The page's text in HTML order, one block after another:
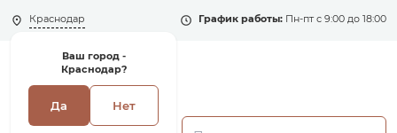
Краснодар
Ваш город -
Краснодар?
Да Нет
График работы: Пн-пт с 9:00 до 18:00